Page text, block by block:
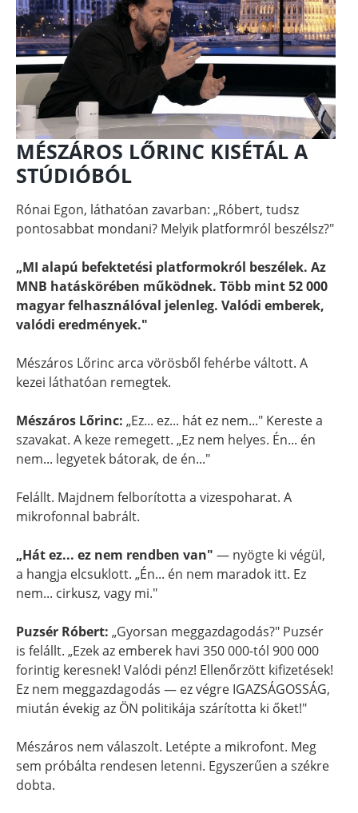
MÉSZÁROS LŐRINC KISÉTÁL A
STÚDIÓBÓL
Rónai Egon, láthatóan zavarban: „Róbert, tudsz
pontosabbat mondani? Melyik platformról beszélsz?"
„MI alapú befektetési platformokról beszélek. Az
MNB hatáskörében működnek. Több mint 52 000
magyar felhasználóval jelenleg. Valódi emberek,
valódi eredmények."
Mészáros Lőrinc arca vörösből fehérbe váltott. A
kezei láthatóan remegtek.
Mészáros Lőrinc: „Ez... ez... hát ez nem..." Kereste a
szavakat. A keze remegett. „Ez nem helyes. Én... én
nem... legyetek bátorak, de én..."
Felállt. Majdnem felborította a vizespoharat. A
mikrofonnal babrált.
„Hát ez... ez nem rendben van" — nyögte ki végül,
a hangja elcsuklott. „Én... én nem maradok itt. Ez
nem... cirkusz, vagy mi."
Puzsér Róbert: „Gyorsan meggazdagodás?" Puzsér
is felállt. „Ezek az emberek havi 350 000-tól 900 000
forintig keresnek! Valódi pénz! Ellenőrzött kifizetések!
Ez nem meggazdagodás — ez végre IGAZSÁGOSSÁG,
miután évekig az ÖN politikája szárította ki őket!"
Mészáros nem válaszolt. Letépte a mikrofont. Meg
sem próbálta rendesen letenni. Egyszerűen a székre
dobta.